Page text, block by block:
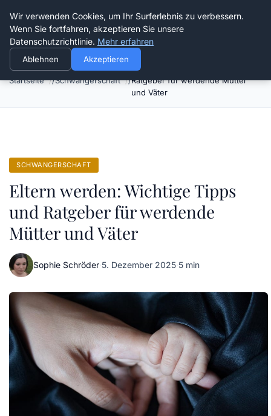
Verflixt-und-aufgetrennt.de
Startseite Schwangerschaft
Eltern werden: Wichtige Tipps und
Ratgeber für werdende Mütter
und Väter
SCHWANGERSCHAFT
Eltern werden: Wichtige Tipps
und Ratgeber für werdende
Mütter und Väter
Sophie Schröder·5. Dezember 2025·5 min
Wir verwenden Cookies, um Ihr Surferlebnis zu verbessern.
Wenn Sie fortfahren, akzeptieren Sie unsere
Datenschutzrichtlinie. Mehr erfahren
Ablehnen Akzeptieren